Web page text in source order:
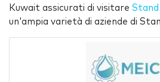
Kuwait assicurati di visitare
un'ampia varietà di aziende di